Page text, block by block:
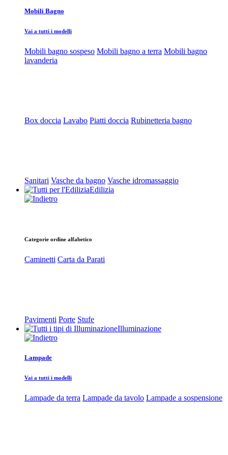
Mobili Bagno
Vai a tutti i modelli
Mobili bagno sospeso Mobili bagno a terra Mobili bagno
lavanderia
Box doccia Lavabo Piatti doccia Rubinetteria bagno
Sanitari Vasche da bagno Vasche idromassaggio
Edilizia
Categorie ordine alfabetico
Caminetti Carta da Parati
Pavimenti Porte Stufe
Illuminazione
Lampade
Vai a tutti i modelli
Lampade da terra Lampade da tavolo Lampade a sospensione